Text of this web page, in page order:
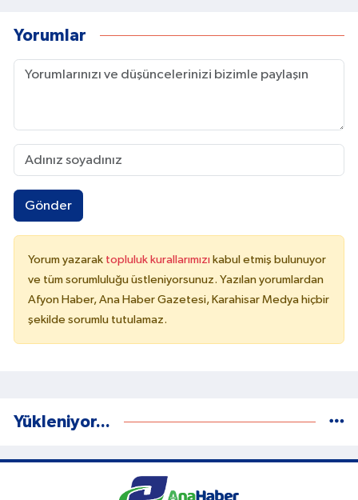
Yorumlar
Gönder
Yorum yazarak topluluk kurallarımızı kabul etmiş bulunuyor
ve tüm sorumluluğu üstleniyorsunuz. Yazılan yorumlardan
Afyon Haber, Ana Haber Gazetesi, Karahisar Medya hiçbir
şekilde sorumlu tutulamaz.
Yükleniyor...